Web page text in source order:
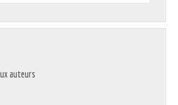
auteurs